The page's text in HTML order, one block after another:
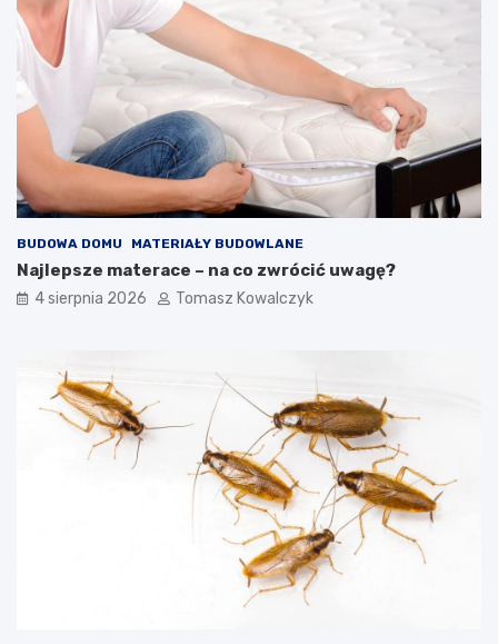
BUDOWA DOMU MATERIAŁY BUDOWLANE
Najlepsze materace – na co zwrócić uwagę?
4 sierpnia 2026 Tomasz Kowalczyk